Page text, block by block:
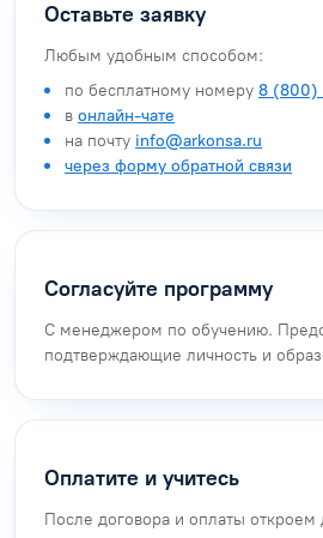
Оставьте заявку
Любым удобным способом:
по бесплатному номеру 8 (800)
в онлайн-чате
на почту info@arkonsa.ru
через форму обратной связи
Согласуйте программу
С менеджером по обучению.
подтверждающие личность и
Оплатите и учитесь
После договора и оплаты откроем